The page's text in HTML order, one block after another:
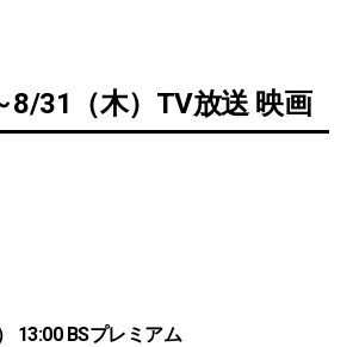
8/31（木）TV放送 映画
13:00 BSプレミアム